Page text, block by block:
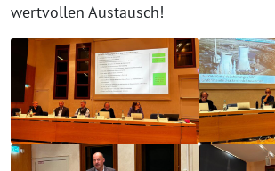
wertvollen Austausch!